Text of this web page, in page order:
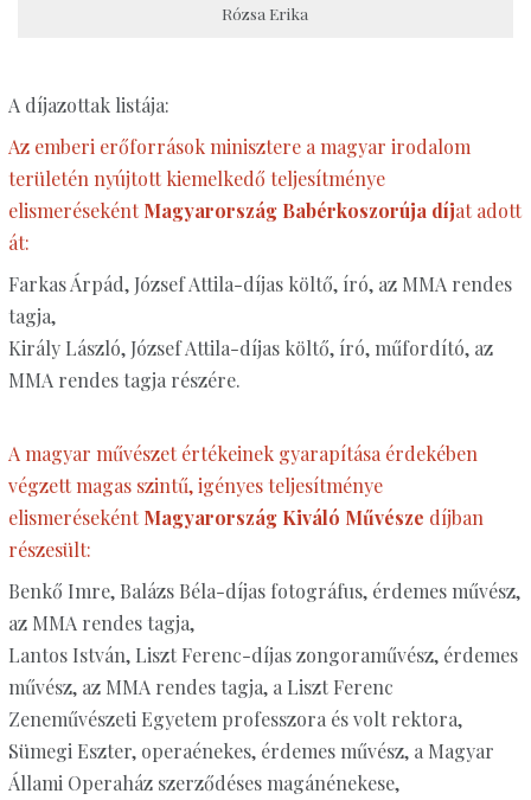
Rózsa Erika
A díjazottak listája:
Az emberi erőforrások minisztere a magyar irodalom
területén nyújtott kiemelkedő teljesítménye
elismerésekéntMagyarország Babérkoszorúja díjat adott
át:
Farkas Árpád, József Attila-díjas költő, író, az MMA rendes
tagja,
Király László, József Attila-díjas költő, író, műfordító, az
MMA rendes tagja részére.
A magyar művészet értékeinek gyarapítása érdekében
végzett magas szintű, igényes teljesítménye
elismerésekéntMagyarország Kiváló Művésze díjban
részesült:
Benkő Imre, Balázs Béla-díjas fotográfus, érdemes művész,
az MMA rendes tagja,
Lantos István, Liszt Ferenc-díjas zongoraművész, érdemes
művész, az MMA rendes tagja, a Liszt Ferenc
Zeneművészeti Egyetem professzora és volt rektora,
Sümegi Eszter, operaénekes, érdemes művész, a Magyar
Állami Operaház szerződéses magánénekese,